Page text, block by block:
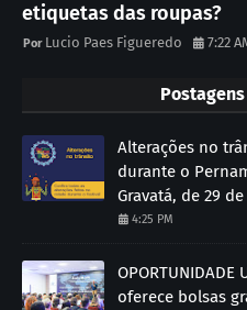
etiquetas das roupas?
Lucio Paes Figueredo 7:22
Alterações no
durante o
Gravatá, de 29
4:25 PM
oferece bolsas